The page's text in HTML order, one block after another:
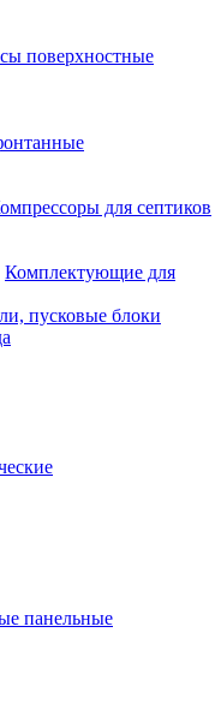
поверхностные
для септиков
Комплектующие для
пусковые блоки
панельные